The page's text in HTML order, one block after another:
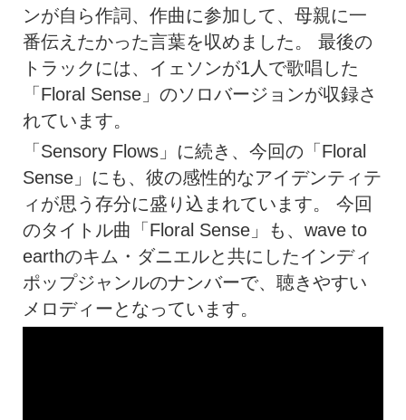
ンが自ら作詞、作曲に参加して、母親に一
番伝えたかった言葉を収めました。 最後の
トラックには、イェソンが1人で歌唱した
「Floral Sense」のソロバージョンが収録さ
れています。
「Sensory Flows」に続き、今回の「Floral
Sense」にも、彼の感性的なアイデンティテ
ィが思う存分に盛り込まれています。 今回
のタイトル曲「Floral Sense」も、wave to
earthのキム・ダニエルと共にしたインディ
ポップジャンルのナンバーで、聴きやすい
メロディーとなっています。